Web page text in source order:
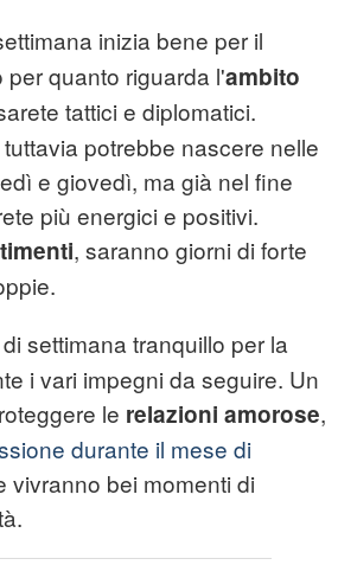
inizia bene per il
quanto riguarda l'ambito
tattici e diplomatici.
potrebbe nascere nelle
e giovedì, ma già nel fine
più energici e positivi.
, saranno giorni di forte
settimana tranquillo per la
i vari impegni da seguire. Un
le relazioni amorose,
durante il mese di
vivranno bei momenti di